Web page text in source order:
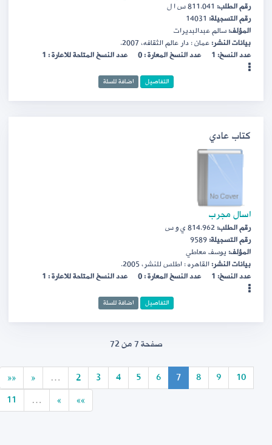
رقم الطلب:
رقم التسجيلة:
المؤلف:سالم عبدالبديرات
بيانات النشر:عمان : دار عالم الثقافه، 2007.
عدد النسخ: 1
عدد النسخ المعارة : 0 عدد النسخ المتاحة للاعارة : 1
التفاصيل اضافة للسلة
كتاب عادي
اسال مجرب
رقم الطلب:
رقم التسجيلة:
المؤلف:يوسف معاطي
بيانات النشر:القاهره : اطلس للنشر، 2005.
عدد النسخ: 1
عدد النسخ المعارة : 0 عدد النسخ المتاحة للاعارة : 1
التفاصيل اضافة للسلة
صفحة 7 من 72
«« « … 2 3 4 5 6 7 8 9
10
11
… » »»